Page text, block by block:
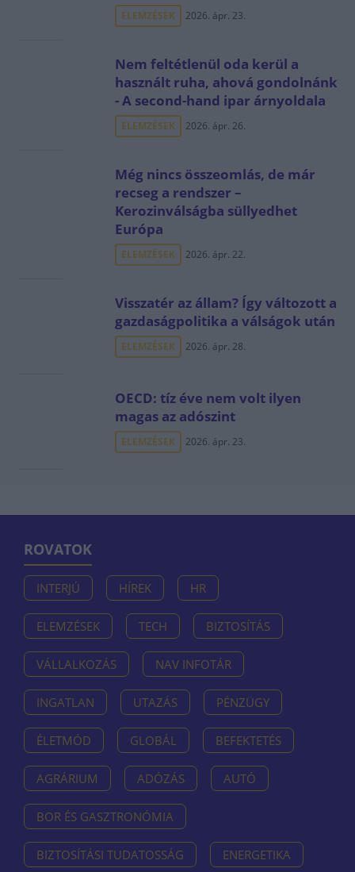
ELEMZÉSEK 2026. ápr. 23.
Nem feltétlenül oda kerül a
használt ruha, ahová gondolnánk
- A second-hand ipar árnyoldala
ELEMZÉSEK 2026. ápr. 26.
Még nincs összeomlás, de már
recseg a rendszer –
Kerozinválságba süllyedhet
Európa
ELEMZÉSEK 2026. ápr. 22.
Visszatér az állam? Így változott a
gazdaságpolitika a válságok után
ELEMZÉSEK 2026. ápr. 28.
OECD: tíz éve nem volt ilyen
magas az adószint
ELEMZÉSEK 2026. ápr. 23.
ROVATOK
INTERJÚ HÍREK HR
ELEMZÉSEK TECH BIZTOSÍTÁS
VÁLLALKOZÁS NAV INFOTÁR
INGATLAN UTAZÁS PÉNZÜGY
ÉLETMÓD GLOBÁL BEFEKTETÉS
AGRÁRIUM ADÓZÁS AUTÓ
BOR ÉS GASZTRONÓMIA
BIZTOSÍTÁSI TUDATOSSÁG ENERGETIKA